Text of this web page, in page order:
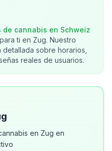
de cannabis en Schweiz
ti en Zug. Nuestro
sobre horarios,
reales de usuarios.
en Zug en